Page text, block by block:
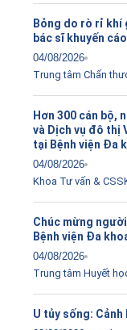
Bỏng do rò rỉ khí
bác sĩ khuyến
04/08/2026
Trung tâm Chấn
Hơn 300 cán bộ,
và Dịch vụ đô thị
tại Bệnh viện Đa
04/08/2026
Khoa Tư vấn &
Chúc mừng
Bệnh viện Đa
04/08/2026
Trung tâm Huyết
U tủy sống: